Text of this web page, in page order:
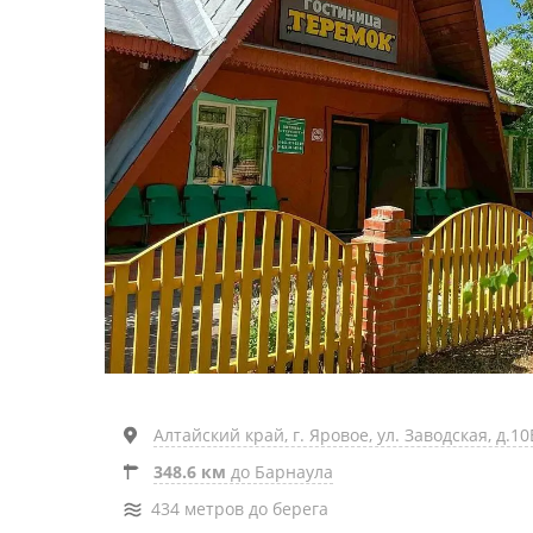
Алтайский край, г. Яровое, ул. Заводская,
348.6 км до Барнаула
434 метров до берега